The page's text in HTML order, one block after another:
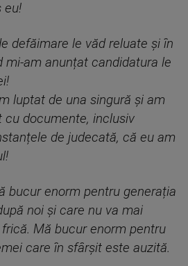
eu!
defăimare le văd reluate și în
mi-am anunțat candidatura le
luptat de una singură și am
documente, inclusiv
de judecată, că eu am
bucur enorm pentru generația
noi și care nu va mai
Mă bucur enorm pentru
care în sfârșit este auzită.